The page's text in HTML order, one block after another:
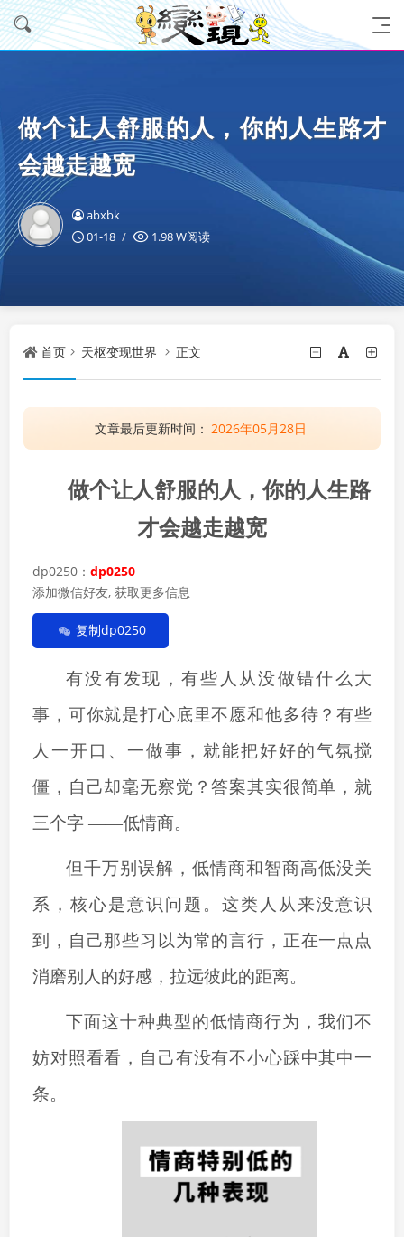
做个让人舒服的人，你的人生路才
会越走越宽
abxbk
01-18
1.98 W阅读
首页 天枢变现世界 正文
文章最后更新时间： 2026年05月28日
做个让人舒服的人，你的人生路
才会越走越宽
dp0250： dp0250
添加微信好友, 获取更多信息
复制dp0250
有没有发现，有些人从没做错什么大
事，可你就是打心底里不愿和他多待？有些
人一开口、一做事，就能把好好的气氛搅
僵，自己却毫无察觉？答案其实很简单，就
三个字 ——低情商。
但千万别误解，低情商和智商高低没关
系，核心是意识问题。这类人从来没意识
到，自己那些习以为常的言行，正在一点点
消磨别人的好感，拉远彼此的距离。
下面这十种典型的低情商行为，我们不
妨对照看看，自己有没有不小心踩中其中一
条。